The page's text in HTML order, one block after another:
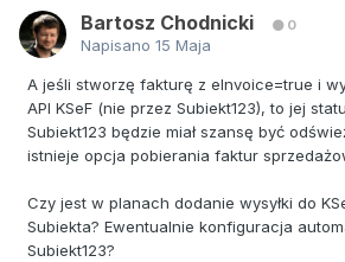
Bartosz Chodnicki 0
Napisano 15 Maja
A jeśli stworzę fakturę z eInvoice=true i
API KSeF (nie przez Subiekt123), to jej
Subiekt123 będzie miał szansę być
istnieje opcja pobierania faktur
Czy jest w planach dodanie wysyłki do
Subiekta? Ewentualnie konfiguracja
Subiekt123?